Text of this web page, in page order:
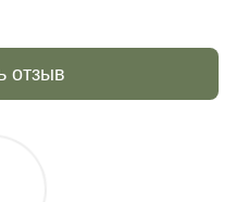
отзыв